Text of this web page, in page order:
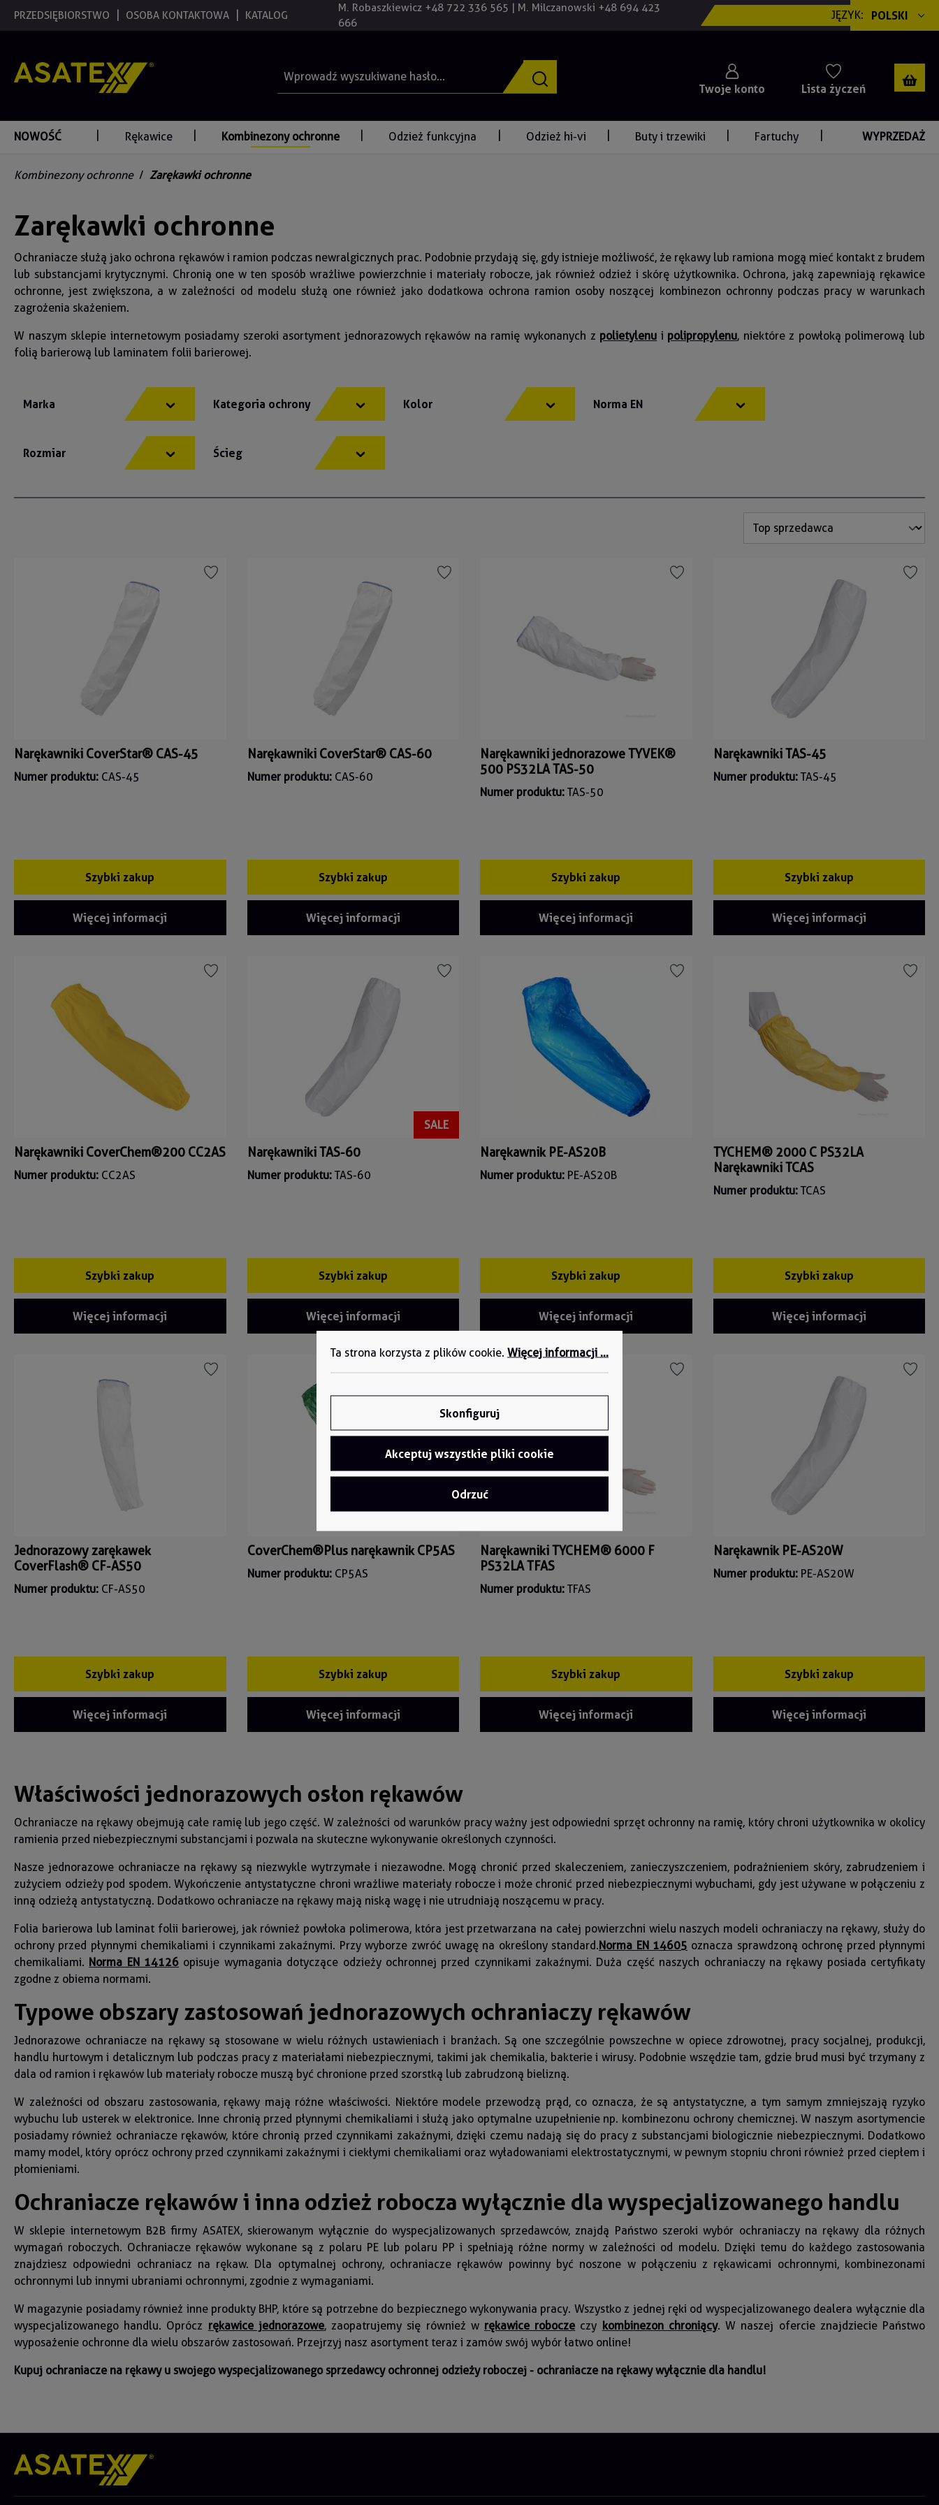
Przejdź do głównej nawigacji
PRZEDSIĘBIORSTWO OSOBA KONTAKTOWA KATALOG
M. Robaszkiewicz +48 722 336 565 | M. Milczanowski +48 694 423
666
JĘZYK: POLSKI
Twoje konto Lista życzeń
NOWOŚĆ Rękawice Kombinezony ochronne Odzież funkcyjna Odzież hi-vi Buty i trzewiki Fartuchy WYPRZEDAŻ
Kombinezony ochronne / Zarękawki ochronne
Zarękawki ochronne
Ochraniacze służą jako ochrona rękawów i ramion podczas newralgicznych prac. Podobnie przydają się, gdy istnieje możliwość, że rękawy lub ramiona mogą mieć kontakt z brudem
lub substancjami krytycznymi. Chronią one w ten sposób wrażliwe powierzchnie i materiały robocze, jak również odzież i skórę użytkownika. Ochrona, jaką zapewniają rękawice
ochronne, jest zwiększona, a w zależności od modelu służą one również jako dodatkowa ochrona ramion osoby noszącej kombinezon ochronny podczas pracy w warunkach
zagrożenia skażeniem.
W naszym sklepie internetowym posiadamy szeroki asortyment jednorazowych rękawów na ramię wykonanych z polietylenu i polipropylenu, niektóre z powłoką polimerową lub
folią barierową lub laminatem folii barierowej.
Marka Kategoria ochrony Kolor Norma EN
Rozmiar Ścieg
Narękawniki CoverStar® CAS-45
Numer produktu: CAS-45
Szybki zakup
Więcej informacji
Narękawniki CoverStar® CAS-60
Numer produktu: CAS-60
Szybki zakup
Więcej informacji
Narękawniki jednorazowe TYVEK®
500 PS32LA TAS-50
Numer produktu: TAS-50
Szybki zakup
Więcej informacji
Narękawniki TAS-45
Numer produktu: TAS-45
Szybki zakup
Więcej informacji
Narękawniki CoverChem®200 CC2AS
Numer produktu: CC2AS
Szybki zakup
Więcej informacji
SALE
Narękawniki TAS-60
Numer produktu: TAS-60
Szybki zakup
Więcej informacji
Narękawnik PE-AS20B
Numer produktu: PE-AS20B
Szybki zakup
Więcej informacji
TYCHEM® 2000 C PS32LA
Narękawniki TCAS
Numer produktu: TCAS
Szybki zakup
Więcej informacji
Jednorazowy zarękawek
CoverFlash® CF-AS50
Numer produktu: CF-AS50
Szybki zakup
Więcej informacji
CoverChem®Plus narękawnik CP5AS
Numer produktu: CP5AS
Szybki zakup
Więcej informacji
Narękawniki TYCHEM® 6000 F
PS32LA TFAS
Numer produktu: TFAS
Szybki zakup
Więcej informacji
Narękawnik PE-AS20W
Numer produktu: PE-AS20W
Szybki zakup
Więcej informacji
Właściwości jednorazowych osłon rękawów
Ochraniacze na rękawy obejmują całe ramię lub jego część. W zależności od warunków pracy ważny jest odpowiedni sprzęt ochronny na ramię, który chroni użytkownika w okolicy
ramienia przed niebezpiecznymi substancjami i pozwala na skuteczne wykonywanie określonych czynności.
Nasze jednorazowe ochraniacze na rękawy są niezwykle wytrzymałe i niezawodne. Mogą chronić przed skaleczeniem, zanieczyszczeniem, podrażnieniem skóry, zabrudzeniem i
zużyciem odzieży pod spodem. Wykończenie antystatyczne chroni wrażliwe materiały robocze i może chronić przed niebezpiecznymi wybuchami, gdy jest używane w połączeniu z
inną odzieżą antystatyczną. Dodatkowo ochraniacze na rękawy mają niską wagę i nie utrudniają noszącemu w pracy.
Folia barierowa lub laminat folii barierowej, jak również powłoka polimerowa, która jest przetwarzana na całej powierzchni wielu naszych modeli ochraniaczy na rękawy, służy do
ochrony przed płynnymi chemikaliami i czynnikami zakaźnymi. Przy wyborze zwróć uwagę na określony standard.Norma EN 14605 oznacza sprawdzoną ochronę przed płynnymi
chemikaliami. Norma EN 14126 opisuje wymagania dotyczące odzieży ochronnej przed czynnikami zakaźnymi. Duża część naszych ochraniaczy na rękawy posiada certyfikaty
zgodne z obiema normami.
Typowe obszary zastosowań jednorazowych ochraniaczy rękawów
Jednorazowe ochraniacze na rękawy są stosowane w wielu różnych ustawieniach i branżach. Są one szczególnie powszechne w opiece zdrowotnej, pracy socjalnej, produkcji,
handlu hurtowym i detalicznym lub podczas pracy z materiałami niebezpiecznymi, takimi jak chemikalia, bakterie i wirusy. Podobnie wszędzie tam, gdzie brud musi być trzymany z
dala od ramion i rękawów lub materiały robocze muszą być chronione przed szorstką lub zabrudzoną bielizną.
W zależności od obszaru zastosowania, rękawy mają różne właściwości. Niektóre modele przewodzą prąd, co oznacza, że są antystatyczne, a tym samym zmniejszają ryzyko
wybuchu lub usterek w elektronice. Inne chronią przed płynnymi chemikaliami i służą jako optymalne uzupełnienie np. kombinezonu ochrony chemicznej. W naszym asortymencie
posiadamy również ochraniacze rękawów, które chronią przed czynnikami zakaźnymi, dzięki czemu nadają się do pracy z substancjami biologicznie niebezpiecznymi. Dodatkowo
mamy model, który oprócz ochrony przed czynnikami zakaźnymi i ciekłymi chemikaliami oraz wyładowaniami elektrostatycznymi, w pewnym stopniu chroni również przed ciepłem i
płomieniami.
Ochraniacze rękawów i inna odzież robocza wyłącznie dla wyspecjalizowanego handlu
W sklepie internetowym B2B firmy ASATEX, skierowanym wyłącznie do wyspecjalizowanych sprzedawców, znajdą Państwo szeroki wybór ochraniaczy na rękawy dla różnych
wymagań roboczych. Ochraniacze rękawów wykonane są z polaru PE lub polaru PP i spełniają różne normy w zależności od modelu. Dzięki temu do każdego zastosowania
znajdziesz odpowiedni ochraniacz na rękaw. Dla optymalnej ochrony, ochraniacze rękawów powinny być noszone w połączeniu z rękawicami ochronnymi, kombinezonami
ochronnymi lub innymi ubraniami ochronnymi, zgodnie z wymaganiami.
W magazynie posiadamy również inne produkty BHP, które są potrzebne do bezpiecznego wykonywania pracy. Wszystko z jednej ręki od wyspecjalizowanego dealera wyłącznie dla
wyspecjalizowanego handlu. Oprócz rękawice jednorazowe, zaopatrujemy się również w rękawice robocze czy kombinezon chroniący. W naszej ofercie znajdziecie Państwo
wyposażenie ochronne dla wielu obszarów zastosowań. Przejrzyj nasz asortyment teraz i zamów swój wybór łatwo online!
Kupuj ochraniacze na rękawy u swojego wyspecjalizowanego sprzedawcy ochronnej odzieży roboczej - ochraniacze na rękawy wyłącznie dla handlu!
Ta strona korzysta z plików cookie. Więcej informacji ...
Skonfiguruj
Akceptuj wszystkie pliki cookie
Odrzuć